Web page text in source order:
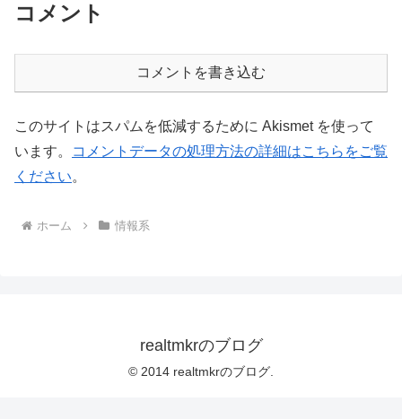
コメント
コメントを書き込む
このサイトはスパムを低減するために Akismet を使って
います。
コメントデータの処理方法の詳細はこちらをご覧
ください。
ホーム 情報系
realtmkrのブログ
© 2014 realtmkrのブログ.